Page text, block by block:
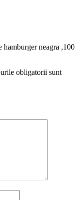
neagra ,100
obligatorii sunt